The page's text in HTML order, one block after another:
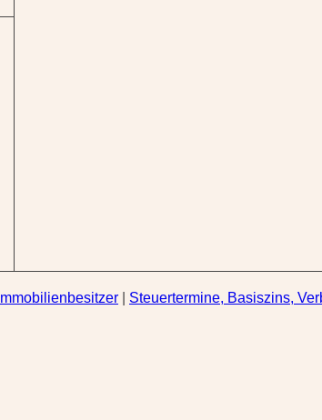
Immobilienbesitzer Steuertermine, Basiszins,